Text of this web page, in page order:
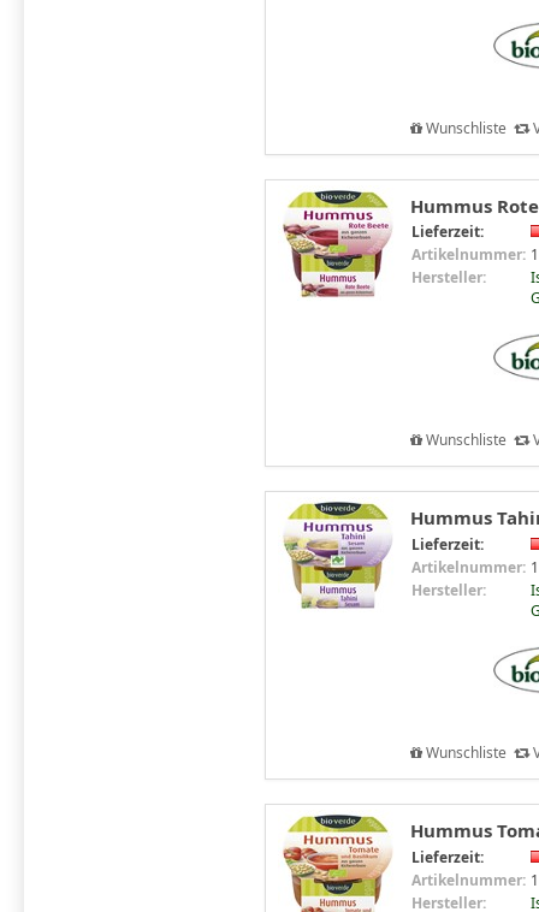
Wunschliste
Hummus
Lieferzeit:
Artikelnummer:
Hersteller:
Wunschliste
Hummus
Lieferzeit:
Artikelnummer:
Hersteller:
Wunschliste
Hummus
Lieferzeit:
Artikelnummer:
Hersteller: